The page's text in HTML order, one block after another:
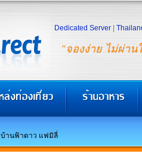
"จองง่าย ไม่ผ่าน
Dedicated Server
บ้านฟ้าดาว แฟมิลี่